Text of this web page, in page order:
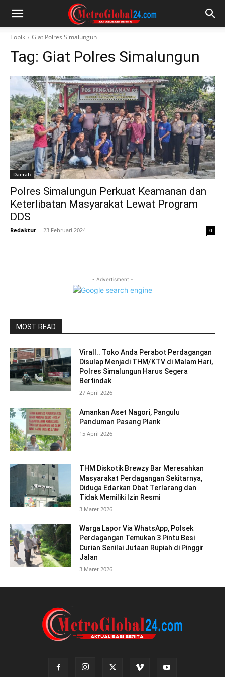
Topik Giat Polres Simalungun
Tag: Giat Polres Simalungun
Daerah
Polres Simalungun Perkuat Keamanan dan
Keterlibatan Masyarakat Lewat Program
DDS
Redaktur - 23 Februari 2024 0
- Advertisment -
MOST READ
Virall.. Toko Anda Perabot Perdagangan
Disulap Menjadi THM/KTV di Malam Hari,
Polres Simalungun Harus Segera
Bertindak
27 April 2026
Amankan Aset Nagori, Pangulu
Panduman Pasang Plank
15 April 2026
THM Diskotik Brewzy Bar Meresahkan
Masyarakat Perdagangan Sekitarnya,
Diduga Edarkan Obat Terlarang dan
Tidak Memiliki Izin Resmi
3 Maret 2026
Warga Lapor Via WhatsApp, Polsek
Perdagangan Temukan 3 Pintu Besi
Curian Senilai Jutaan Rupiah di Pinggir
Jalan
3 Maret 2026